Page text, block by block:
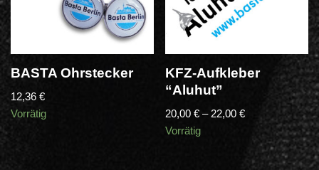
BASTA Ohrstecker
12,36 €
Vorrätig
KFZ-Aufkleber
“Aluhut”
20,00€ – 22,00€
Vorrätig